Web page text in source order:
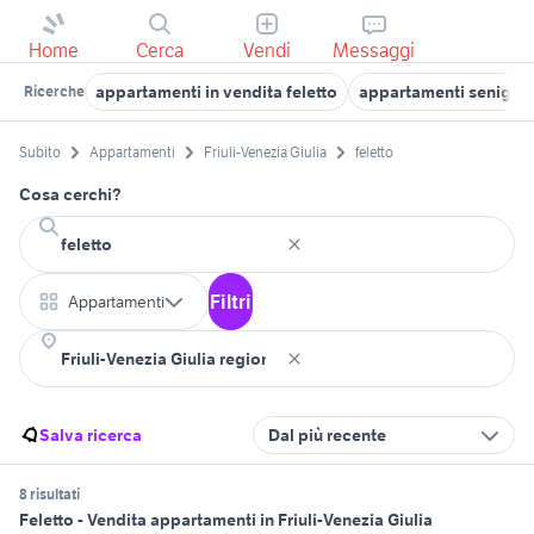
Home Cerca Vendi Messaggi
Ricerche appartamenti in vendita feletto appartamenti
Subito Appartamenti Friuli-Venezia Giulia feletto
Cosa cerchi?
Appartamenti Filtri
Salva ricerca Dal più recente
8 risultati
Feletto - Vendita appartamenti in Friuli-Venezia Giulia